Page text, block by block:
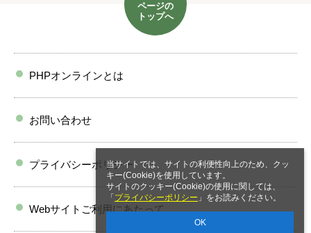
当サイトでは、サイトの利便性向上のため、クッ
キー(Cookie)を使用しています。
サイトのクッキー(Cookie)の使用に関しては、
「 プライバシーポリシー 」をお読みください。
OK
ページの
トップへ
PHPオンラインとは
お問い合わせ
プライバシーポリシー
Webサイトご利用にあたって